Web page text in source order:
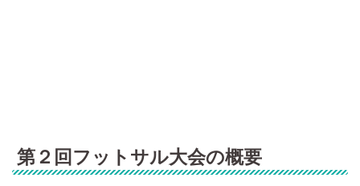
第２ 回フットサル大会の概要